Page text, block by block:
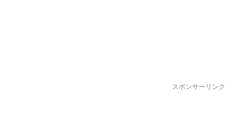
スポンサーリンク